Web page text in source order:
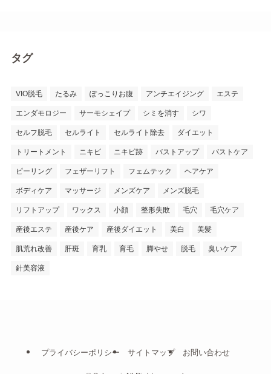
タグ
VIO脱毛 たるみ ぽっこりお腹 アンチエイジング エステ
エンダモロジー サーモシェイプ シミを消す シワ
セルフ脱毛 セルライト セルライト除去 ダイエット
トリートメント ニキビ ニキビ跡 バストアップ バストケア
ピーリング フェザーリフト フェムテック ヘアケア
ボディケア マッサージ メンズケア メンズ脱毛
リフトアップ ワックス 小顔 整形失敗 毛穴 毛穴ケア
産後エステ 産後ケア 産後ダイエット 美白 美髪
肌荒れ改善 肝斑 育乳 育毛 脚やせ 脱毛 臭いケア
針美容液
プライバシーポリシー サイトマップ お問い合わせ